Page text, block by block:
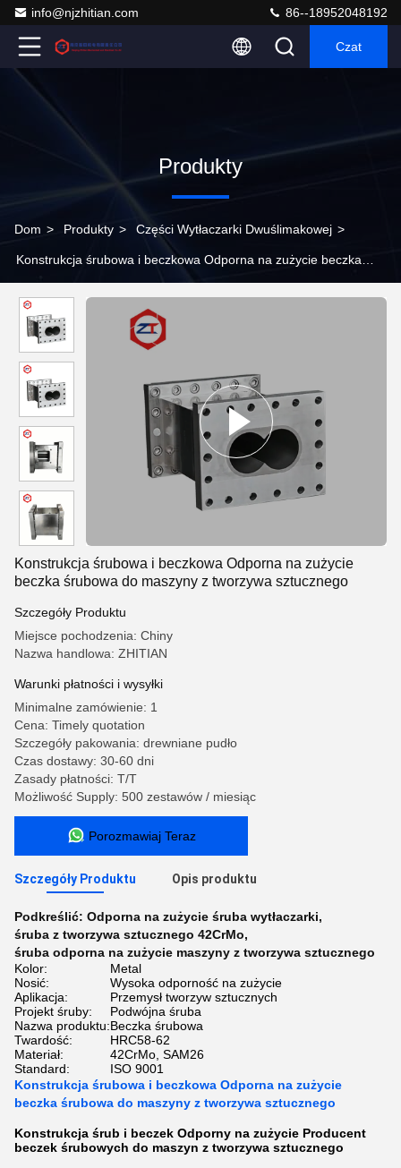
info@njzhitian.com 86--18952048192
Czat
Produkty
Dom > Produkty > Części Wytłaczarki Dwuślimakowej >
Konstrukcja śrubowa i beczkowa Odporna na zużycie beczka
Konstrukcja śrubowa i beczkowa Odporna na zużycie
beczka śrubowa do maszyny z tworzywa sztucznego
Szczegóły Produktu
Miejsce pochodzenia: Chiny
Nazwa handlowa: ZHITIAN
Warunki płatności i wysyłki
Minimalne zamówienie: 1
Cena: Timely quotation
Szczegóły pakowania: drewniane pudło
Czas dostawy: 30-60 dni
Zasady płatności: T/T
Możliwość Supply: 500 zestawów / miesiąc
Porozmawiaj Teraz
Szczegóły Produktu Opis produktu
Podkreślić: Odporna na zużycie śruba wytłaczarki,
śruba z tworzywa sztucznego 42CrMo,
śruba odporna na zużycie maszyny z tworzywa sztucznego
Kolor:
Metal
Nosić:
Wysoka odporność na zużycie
Aplikacja:
Przemysł tworzyw sztucznych
Projekt śruby:
Podwójna śruba
Nazwa produktu:Beczka śrubowa
Twardość:
HRC58-62
Materiał:
42CrMo, SAM26
Standard:
ISO 9001
Konstrukcja śrubowa i beczkowa Odporna na zużycie
beczka śrubowa do maszyny z tworzywa sztucznego
Konstrukcja śrub i beczek Odporny na zużycie Producent
beczek śrubowych do maszyn z tworzywa sztucznego